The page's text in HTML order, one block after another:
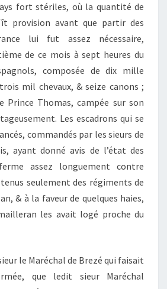
fort stériles, où la quantité de
provision avant que partir des
lui fut assez nécessaire,
de ce mois à sept heures du
composée de dix mille
mil chevaux, & seize canons ;
Prince Thomas, campée sur son
Les escadrons qui se
commandés par les sieurs de
ayant donné avis de l’état des
assez longuement contre
seulement des régiments de
& à la faveur de quelques haies,
les avait logé proche du
le Maréchal de Brezé qui faisait
que ledit sieur Maréchal